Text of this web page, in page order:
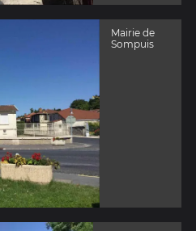
Mairie de
Sompuis